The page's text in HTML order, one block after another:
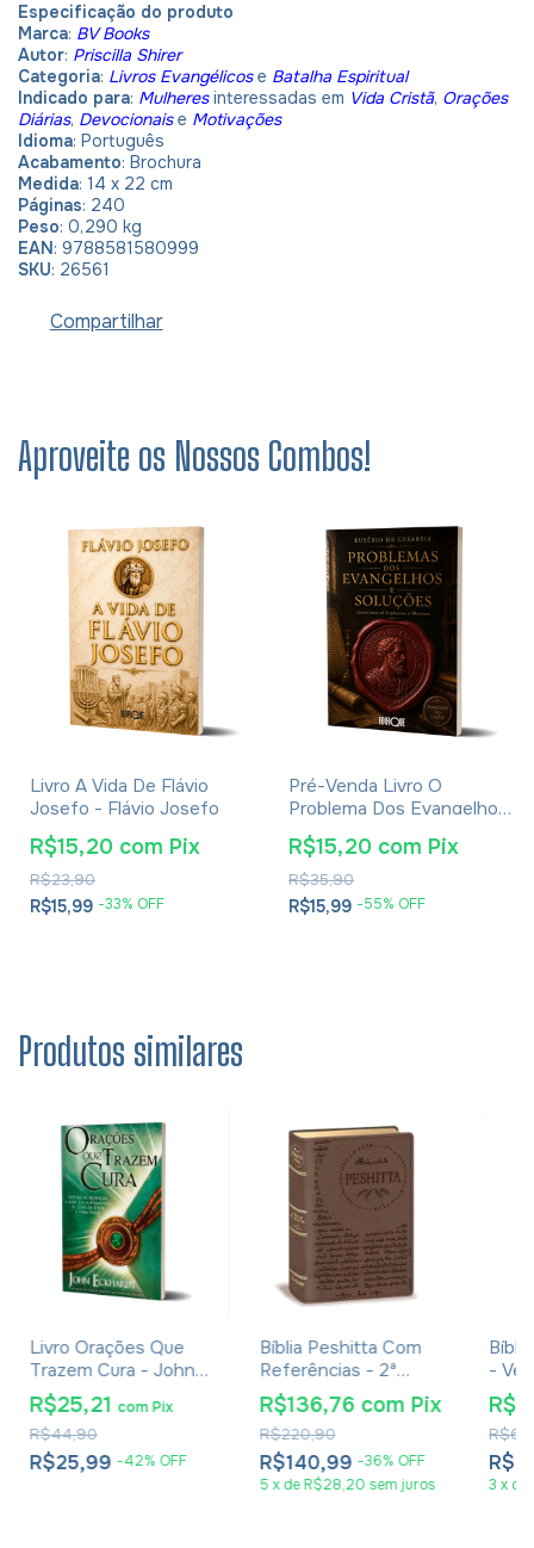
Especificação do produto
Marca: BV Books
Autor: Priscilla Shirer
Categoria: Livros Evangélicose Batalha Espiritual
Indicado para: Mulheresinteressadas em Vida Cristã, Orações
Diárias, Devocionaise Motivações
Idioma: Português
Acabamento: Brochura
Medida: 14 x 22 cm
Páginas: 240
Peso: 0,290 kg
EAN: 9788581580999
SKU: 26561
Compartilhar
Aproveite os Nossos Combos!
Livro A Vida De Flávio
Josefo - Flávio Josefo
R$15,99 -33% OFF
R$23,90
R$15,20 com Pix
Pré-Venda Livro O
Problema Dos Evangelhos
E Soluções- Eusébio De
Cesareia
R$15,99 -55% OFF
R$35,90
R$15,20 com Pix
Produtos similares
Livro Orações Que
Trazem Cura - John
Eckhardt
R$25,99 -42% OFF
R$44,90
R$25,21 com Pix
Bíblia Peshitta Com
Referências - 2ª
Edição - Marrom
R$140,99 -36% OFF
R$220,90
R$136,76 com Pix
5 xdeR$28,20 sem juros
-
3 x de